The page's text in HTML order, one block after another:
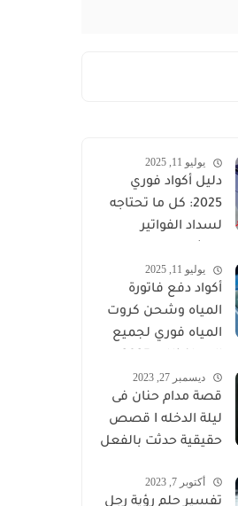
يوليو 11, 2025
دليل أكواد فوري
2025: كل ما تحتاجه
لسداد الفواتير
في مصر
يوليو 11, 2025
أكواد دفع فاتورة
المياه وشحن كروت
المياه فوري لجميع
ديسمبر 27, 2023
قصة مدام حنان فى
ليلة الدخله I قصص
حقيقية حدثت بالفعل
أكتوبر 7, 2023
تفسير حلم رؤية رجل